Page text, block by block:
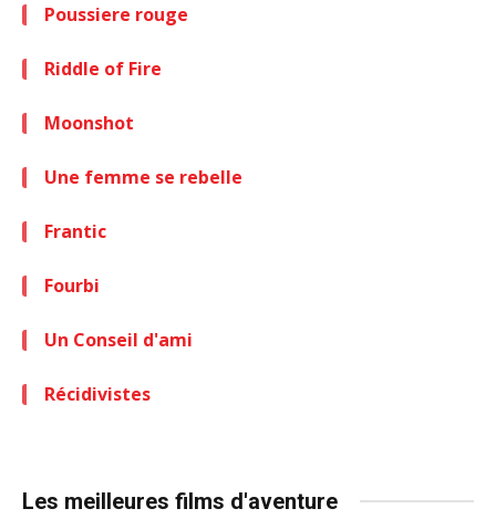
Poussiere rouge
Riddle of Fire
Moonshot
Une femme se rebelle
Frantic
Fourbi
Un Conseil d'ami
Récidivistes
Les meilleures films d'aventure